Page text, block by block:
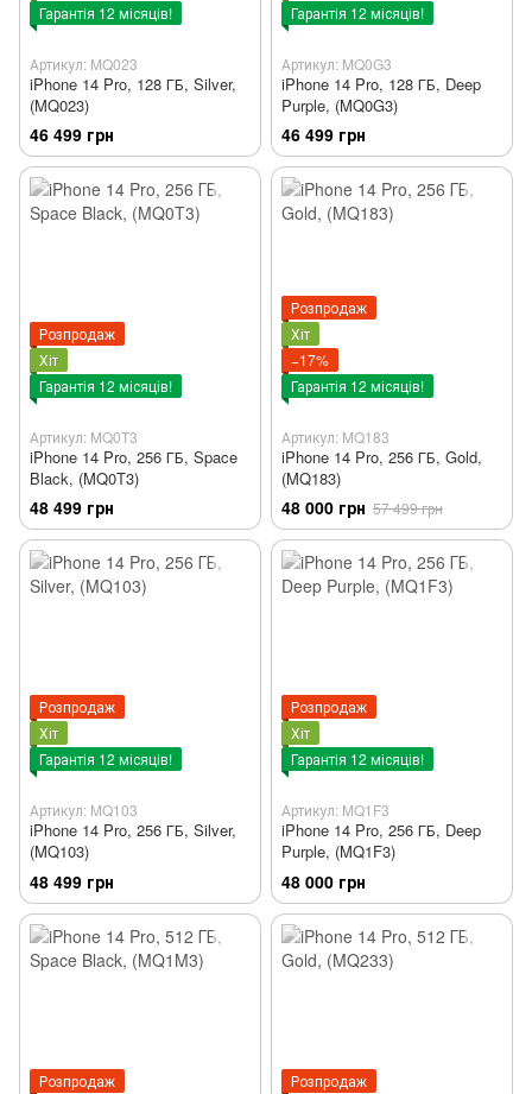
Гарантія 12 місяців!
Артикул: MQ023
iPhone 14 Pro, 128 ГБ, Silver,
(MQ023)
46 499 грн
Гарантія 12 місяців!
Артикул: MQ0G3
iPhone 14 Pro, 128 ГБ, Deep
Purple, (MQ0G3)
46 499 грн
Розпродаж
Хіт
Гарантія 12 місяців!
Артикул: MQ0T3
iPhone 14 Pro, 256 ГБ, Space
Black, (MQ0T3)
48 499 грн
Розпродаж
Хіт
−17%
Гарантія 12 місяців!
Артикул: MQ183
iPhone 14 Pro, 256 ГБ, Gold,
(MQ183)
48 000 грн 57 499 грн
Розпродаж
Хіт
Гарантія 12 місяців!
Артикул: MQ103
iPhone 14 Pro, 256 ГБ, Silver,
(MQ103)
48 499 грн
Розпродаж
Хіт
Гарантія 12 місяців!
Артикул: MQ1F3
iPhone 14 Pro, 256 ГБ, Deep
Purple, (MQ1F3)
48 000 грн
Розпродаж
Розпродаж